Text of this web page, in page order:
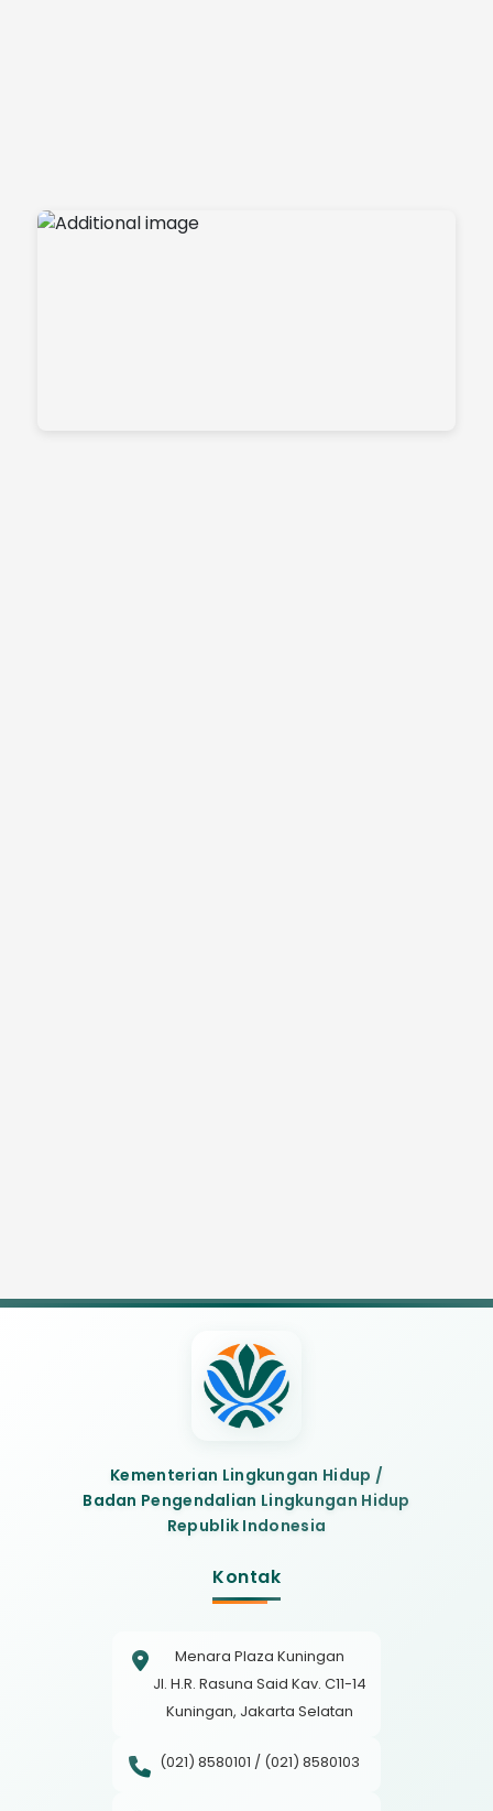
Kementerian Lingkungan Hidup /
Badan Pengendalian Lingkungan Hidup
Republik Indonesia
Kontak
Menara Plaza Kuningan
Jl. H.R. Rasuna Said Kav. C11-14
Kuningan, Jakarta Selatan
(021) 8580101 / (021) 8580103